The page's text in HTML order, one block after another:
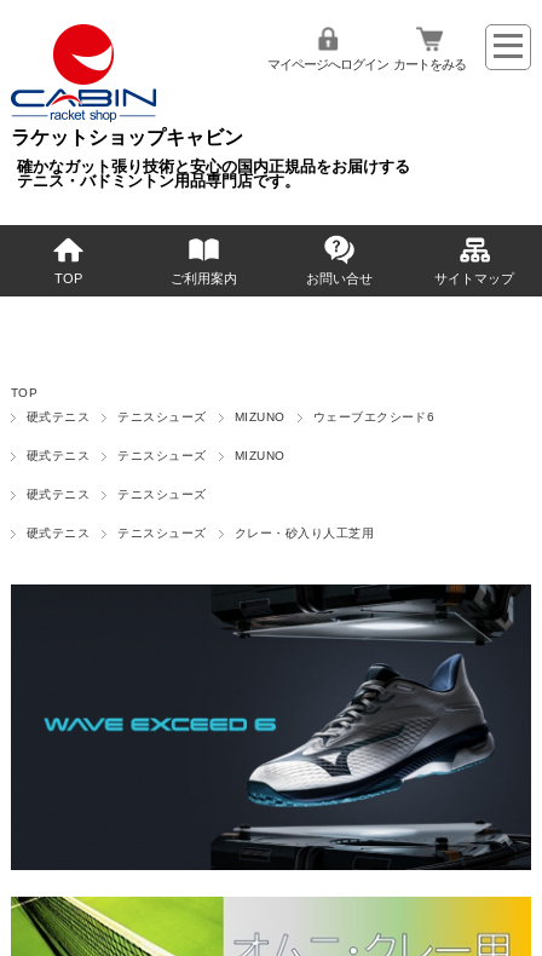
ラケットショップキャビン
確かなガット張り技術と安心の国内正規品をお届けする
テニス・バドミントン用品専門店です。
マイページへログイン カートをみる
TOP ご利用案内 お問い合せ サイトマップ
TOP
硬式テニス
テニスシューズ MIZUNO ウェーブエクシード6
硬式テニス テニスシューズ MIZUNO
硬式テニス テニスシューズ
硬式テニス テニスシューズ クレー・砂入り人工芝用